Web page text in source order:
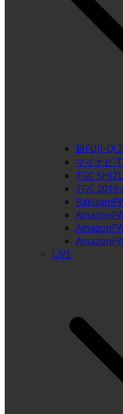
超FUJI-Q!
マイナビ
TGC
TGC 2019
LIVE